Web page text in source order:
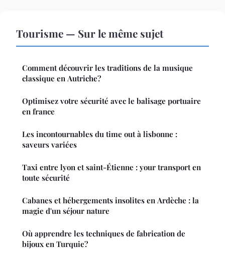
Tourisme — Sur le même sujet
Comment découvrir les traditions de la musique
classique en Autriche?
Optimisez votre sécurité avec le balisage portuaire
en france
Les incontournables du time out à lisbonne :
saveurs variées
Taxi entre lyon et saint-Étienne : your transport en
toute sécurité
Cabanes et hébergements insolites en Ardèche : la
magie d'un séjour nature
Où apprendre les techniques de fabrication de
bijoux en Turquie?